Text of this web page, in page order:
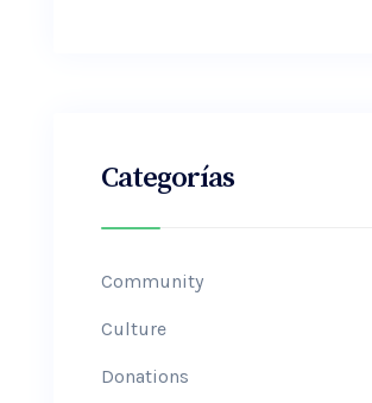
Categorías
Community
Culture
Donations